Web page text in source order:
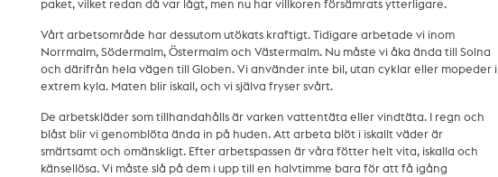
paket, vilket redan då var lågt, men nu har villkoren försämrats ytterligare.
Vårt arbetsområde har dessutom utökats kraftigt. Tidigare arbetade vi inom
Norrmalm, Södermalm, Östermalm och Västermalm. Nu måste vi åka ända till Solna
och därifrån hela vägen till Globen. Vi använder inte bil, utan cyklar eller mopeder i
extrem kyla. Maten blir iskall, och vi själva fryser svårt.
De arbetskläder som tillhandahålls är varken vattentäta eller vindtäta. I regn och
blåst blir vi genomblöta ända in på huden. Att arbeta blöt i iskallt väder är
smärtsamt och omänskligt. Efter arbetspassen är våra fötter helt vita, iskalla och
känsellösa. Vi måste slå på dem i upp till en halvtimme bara för att få igång